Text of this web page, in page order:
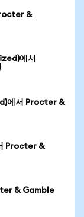
&
에서
에서 Procter &
Procter &
& Gamble